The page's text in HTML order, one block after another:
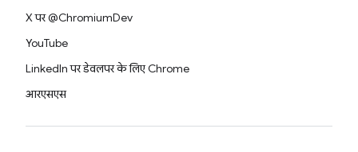
X पर @ChromiumDev
YouTube
LinkedIn पर डेवलपर के लिए Chrome
आरएसएस